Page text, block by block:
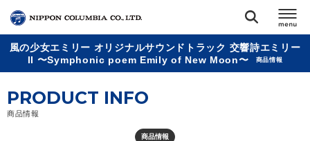
閉じる
TOP
リリース
風の少女エミリー オリジナルサウンドトラック 交響詩エミリー
II 〜Symphonic poem Emily of New Moon〜
商品情報
PRODUCT INFO
商品情報
商品情報